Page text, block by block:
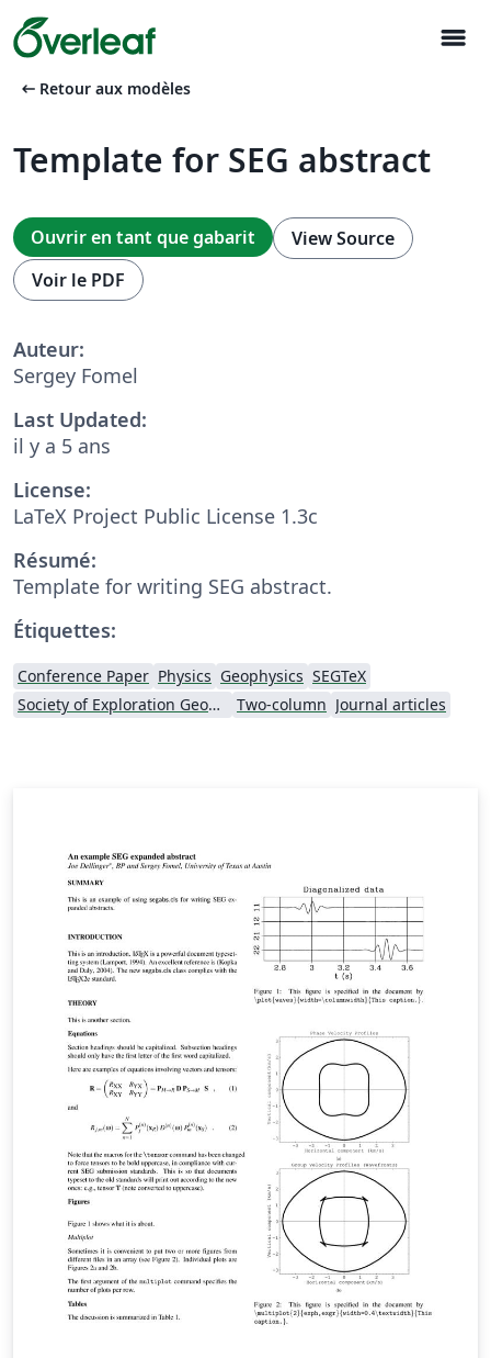
menu
arrow_left_alt Retour aux modèles
Template for SEG abstract
Ouvrir en tant que gabarit
View Source
Voir le PDF
Auteur:
Sergey Fomel
Last Updated:
il y a 5 ans
License:
LaTeX Project Public License 1.3c
Résumé:
Template for writing SEG abstract.
Étiquettes:
Conference Paper Physics Geophysics SEGTeX
Society of Exploration Geophysicists
Two-column Journal articles